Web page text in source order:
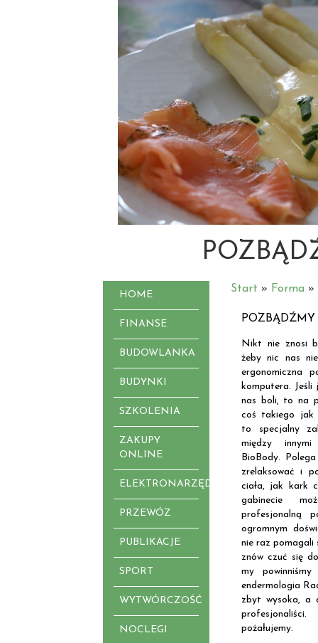
HOME
FINANSE
BUDOWLANKA
BUDYNKI
SZKOLENIA
ZAKUPY
ONLINE
ELEKTRONARZĘDZIA
PRZEWÓZ
PUBLIKACJE
SPORT
WYTWÓRCZOŚĆ
NOCLEGI
Start » Forma »
POZBĄDŹMY
Nikt nie znosi
żeby nic nas
ergonomiczna
komputera. Jeśli
nas boli, to na
coś takiego jak
to specjalny
między
BioBody.
zrelaksować i
ciała, jak kark
gabinecie
profesjonalną
ogromnym
nie raz pomagali
znów czuć się
my
endermologia
zbyt wysoka, a
pożałujemy.